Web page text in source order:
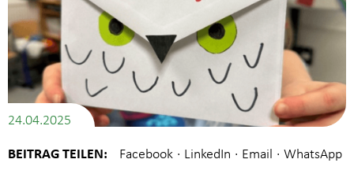
24.04.2025
BEITRAG TEILEN: